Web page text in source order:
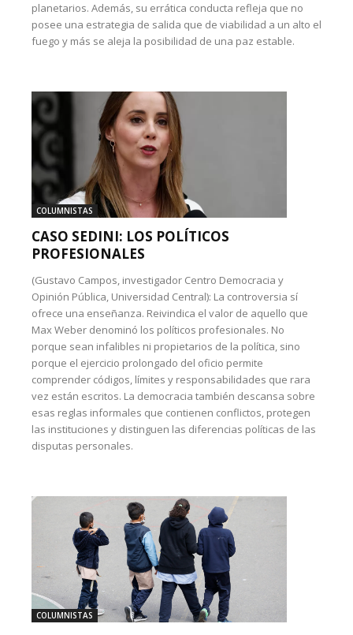
planetarios. Además, su errática conducta refleja que no
posee una estrategia de salida que de viabilidad a un alto el
fuego y más se aleja la posibilidad de una paz estable.
COLUMNISTAS
CASO SEDINI: LOS POLÍTICOS
PROFESIONALES
(Gustavo Campos, investigador Centro Democracia y
Opinión Pública, Universidad Central): La controversia sí
ofrece una enseñanza. Reivindica el valor de aquello que
Max Weber denominó los políticos profesionales. No
porque sean infalibles ni propietarios de la política, sino
porque el ejercicio prolongado del oficio permite
comprender códigos, límites y responsabilidades que rara
vez están escritos. La democracia también descansa sobre
esas reglas informales que contienen conflictos, protegen
las instituciones y distinguen las diferencias políticas de las
disputas personales.
COLUMNISTAS